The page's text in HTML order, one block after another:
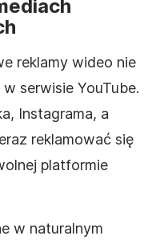
reklamy wideo nie
serwisie YouTube.
Instagrama, a
reklamować się
platformie
w naturalnym